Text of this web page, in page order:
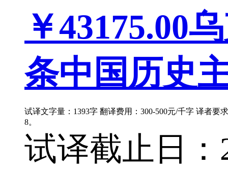
￥43175.00
条中国历史
试译文字量：1393字 翻译费用：300-500元/千字 译者要
8。
试译截止日：